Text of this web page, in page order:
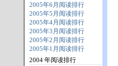
2005年6月阅读排行
2005年5月阅读排行
2005年4月阅读排行
2005年3月阅读排行
2005年2月阅读排行
2005年1月阅读排行
2004 年阅读排行